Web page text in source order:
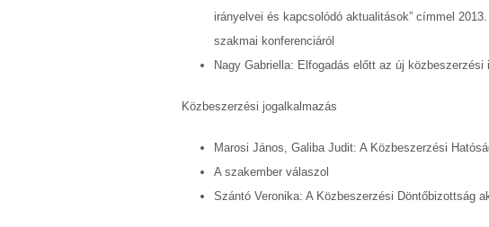
irányelvei és kapcsolódó aktualitások” címmel
szakmai konferenciáról
Nagy Gabriella: Elfogadás előtt az új közbeszerzési
Közbeszerzési jogalkalmazás
Marosi János, Galiba Judit: A Közbeszerzési
A szakember válaszol
Szántó Veronika: A Közbeszerzési Döntőbizottság